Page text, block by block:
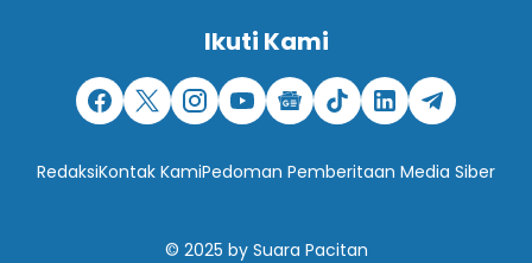
Ikuti Kami
RedaksiKontak KamiPedoman Pemberitaan Media Siber
© 2025 by Suara Pacitan